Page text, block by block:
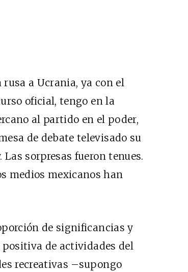
a Ucrania, ya con el
oficial, tengo en la
al partido en el poder,
de debate televisado su
sorpresas fueron tenues.
medios mexicanos han
de significancias y
de actividades del
recreativas –supongo